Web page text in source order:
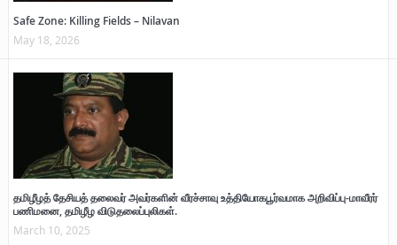
Safe Zone: Killing Fields – Nilavan
May 18, 2026
தமிழீழத் தேசியத் தலைவர் அவர்களின் வீரச்சாவு உத்தியோகபூர்வமாக அறிவிப்பு-மாவீரர்
பணிமனை, தமிழீழ விடுதலைப்புலிகள்.
March 10, 2025